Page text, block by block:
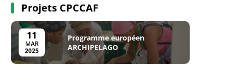
Projets CPCCAF
11
MAR
2025
Programme européen
ARCHIPELAGO